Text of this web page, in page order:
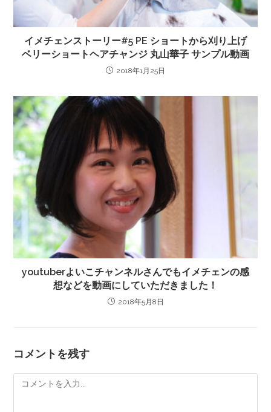
イメチェンストーリー#5 PE ショートから刈り上げ
ベリーショートヘアチャンジ 丸山華子 サンプル動画
2018年1月25日
youtuberよいこチャンネルさんでもイメチェンの感
想などを動画にしていただきました！
2018年5月8日
コメントを残す